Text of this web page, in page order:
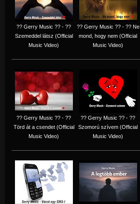
?? Gerry Music ?? - ??
Szemeddel látsz (Official
Music Video)
?? Gerry Music ?? - ?? Ne
mond, hogy nem (Official
Music Video)
?? Gerry Music ?? - ??
Törd át a csendet (Official
Music Video)
?? Gerry Music ?? - ??
Szomorú szívem (Official
Music Video)